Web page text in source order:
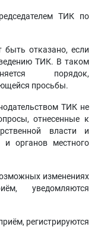
ТИК по
отказано, если
ТИК. В таком
порядок,
просьбы.
ТИК не
отнесенные к
власти и
и органов местного
изменениях
уведомляются
регистрируются